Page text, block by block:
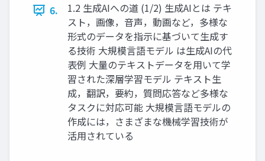
6.
1.2 生成AIへの道 (1/2) 生成AIとは テキ
スト，画像，音声，動画など，多様な
形式のデータを指示に基づいて生成す
る技術 大規模言語モデル は生成AIの代
表例 大量のテキストデータを用いて学
習された深層学習モデル テキスト生
成，翻訳，要約，質問応答など多様な
タスクに対応可能 大規模言語モデルの
作成には，さまざまな機械学習技術が
活用されている